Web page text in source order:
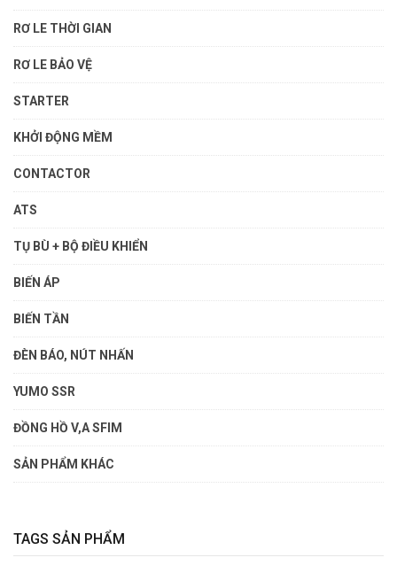
RƠ LE THỜI GIAN
RƠ LE BẢO VỆ
STARTER
KHỞI ĐỘNG MỀM
CONTACTOR
ATS
TỤ BÙ + BỘ ĐIỀU KHIỂN
BIẾN ÁP
BIẾN TẦN
ĐÈN BÁO, NÚT NHẤN
YUMO SSR
ĐỒNG HỒ V,A SFIM
SẢN PHẨM KHÁC
TAGS SẢN PHẨM